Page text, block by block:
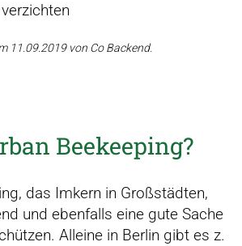
11.09.2019 von Co Backend.
Beekeeping?
das Imkern in Großstädten,
und ebenfalls eine gute Sache
Alleine in Berlin gibt es z.